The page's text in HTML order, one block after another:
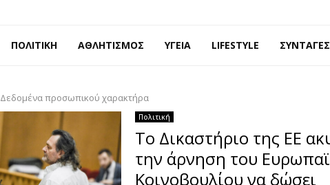
ΠΟΛΙΤΙΚΉ ΑΘΛΗΤΙΣΜΌΣ ΥΓΕΊΑ LIFESTYLE ΣΥΝΤΑΓΈΣ
Δεδομένα προσωπικού χαρακτήρα
Πολιτική
Το Δικαστήριο της ΕΕ
την άρνηση του
Κοινοβουλίου να δώσει